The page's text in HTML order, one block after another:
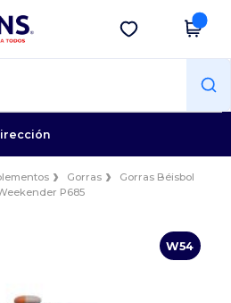
app!
Descargar app
Gorras
Gorras Béisbol
P685
W54